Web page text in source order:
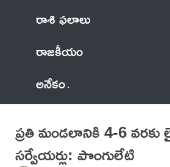
రాశి ఫలాలు
రాజకీయం
అనేకం
ప్ర‌తి మండ‌లానికి 4-6 వ‌ర‌కు
స‌ర్వేయ‌ర్లు: పొంగులేటి